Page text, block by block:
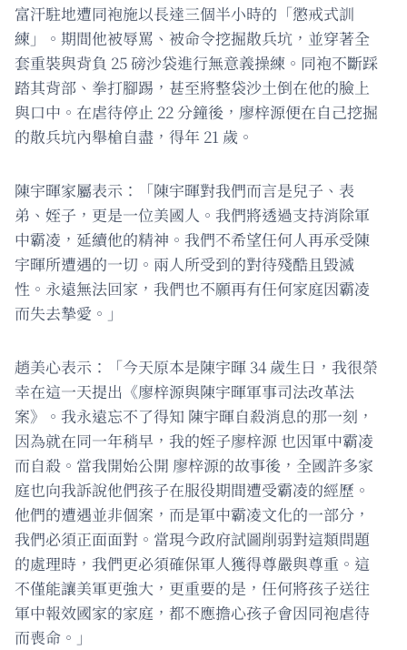
富汗駐地遭同袍施以長達三個半小時的「懲戒式訓
練」。期間他被辱罵、被命令挖掘散兵坑，並穿著全
套重裝與背負 25 磅沙袋進行無意義操練。同袍不斷踩
踏其背部、拳打腳踢，甚至將整袋沙土倒在他的臉上
與口中。在虐待停止 22 分鐘後，廖梓源便在自己挖掘
的散兵坑內舉槍自盡，得年 21 歲。
陳宇暉家屬表示：「陳宇暉對我們而言是兒子、表
弟、姪子，更是一位美國人。我們將透過支持消除軍
中霸凌，延續他的精神。我們不希望任何人再承受陳
宇暉所遭遇的一切。兩人所受到的對待殘酷且毀滅
性。永遠無法回家，我們也不願再有任何家庭因霸凌
而失去摯愛。」
趙美心表示：「今天原本是陳宇暉 34 歲生日，我很榮
幸在這一天提出《廖梓源與陳宇暉軍事司法改革法
案》。我永遠忘不了得知 陳宇暉自殺消息的那一刻，
因為就在同一年稍早，我的姪子廖梓源 也因軍中霸凌
而自殺。當我開始公開 廖梓源的故事後，全國許多家
庭也向我訴說他們孩子在服役期間遭受霸凌的經歷。
他們的遭遇並非個案，而是軍中霸凌文化的一部分，
我們必須正面面對。當現今政府試圖削弱對這類問題
的處理時，我們更必須確保軍人獲得尊嚴與尊重。這
不僅能讓美軍更強大，更重要的是，任何將孩子送往
軍中報效國家的家庭，都不應擔心孩子會因同袍虐待
而喪命。」